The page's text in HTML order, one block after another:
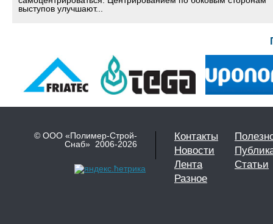
выступов улучшают...
© ООО «Полимер-Строй-
Снаб» 2006-2026
Контакты
Новости
Лента
Статьи
Разное